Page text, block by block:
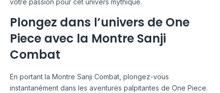
votre passion pour cet univers mythique.
Plongez dans l’univers de One
Piece avec la Montre Sanji
Combat
En portant la Montre Sanji Combat, plongez-vous
instantanément dans les aventures palpitantes de One Piece.